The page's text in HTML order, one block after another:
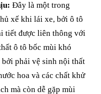
Đây là một trong
xế khi lái xe, bởi ô tô
tiết được liên thông với
ô tô bốc mùi khó
phải vệ sinh nội thất
hoa và các chất khử
mà còn dễ gặp mùi